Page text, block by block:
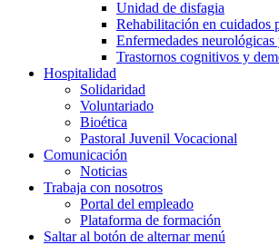
Unidad de disfagia
Rehabilitación en cuidados
Enfermedades
Trastornos cognitivos y
Hospitalidad
Solidaridad
Voluntariado
Bioética
Pastoral Juvenil Vocacional
Comunicación
Noticias
Trabaja con nosotros
Portal del empleado
Plataforma de formación
Saltar al botón de alternar menú